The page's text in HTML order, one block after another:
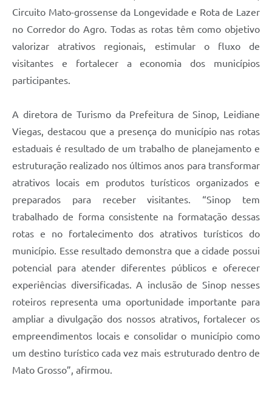
Circuito Mato-grossense da Longevidade e Rota de Lazer
no Corredor do Agro. Todas as rotas têm como objetivo
valorizar atrativos regionais, estimular o fluxo de
visitantes e fortalecer a economia dos municípios
participantes.
A diretora de Turismo da Prefeitura de Sinop, Leidiane
Viegas, destacou que a presença do município nas rotas
estaduais é resultado de um trabalho de planejamento e
estruturação realizado nos últimos anos para transformar
atrativos locais em produtos turísticos organizados e
preparados para receber visitantes. “Sinop tem
trabalhado de forma consistente na formatação dessas
rotas e no fortalecimento dos atrativos turísticos do
município. Esse resultado demonstra que a cidade possui
potencial para atender diferentes públicos e oferecer
experiências diversificadas. A inclusão de Sinop nesses
roteiros representa uma oportunidade importante para
ampliar a divulgação dos nossos atrativos, fortalecer os
empreendimentos locais e consolidar o município como
um destino turístico cada vez mais estruturado dentro de
Mato Grosso”, afirmou.